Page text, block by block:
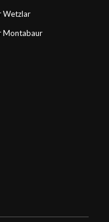
Wetzlar
Montabaur